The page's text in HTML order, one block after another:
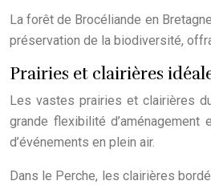
La forêt de Brocéliande en
préservation de la biodiversité,
Prairies et clairières
Les vastes prairies et clairières
grande flexibilité
d’événements en plein air.
Dans le Perche, les clairières